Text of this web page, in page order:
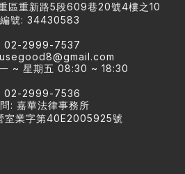
區重新路5段609巷20號4樓之10
號: 34430583
02-2999-7537
~ 星期五 08:30 ~ 18:30
02-2999-7536
: 嘉華法律事務所
室業字第40E2005925號